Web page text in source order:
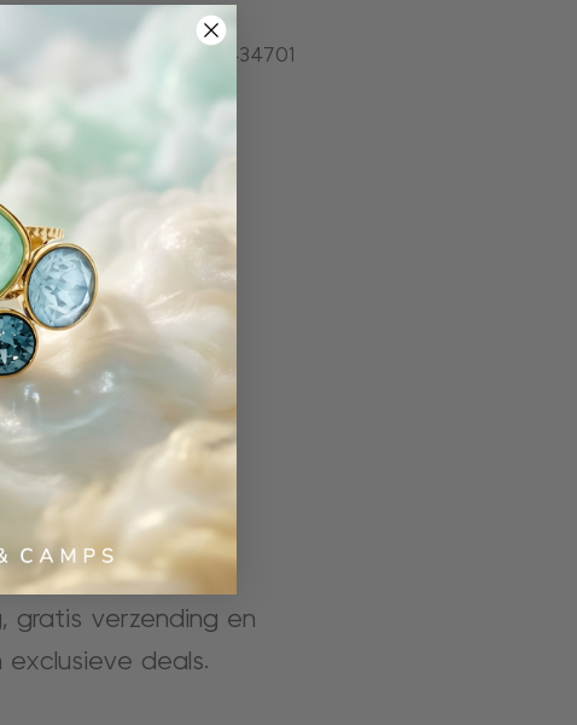
4L545_JT
8720257434701
gratis verzending en
deals.